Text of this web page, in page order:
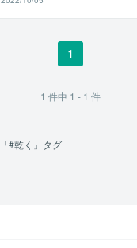
1
1 件中 1 - 1 件
「#乾く」タグ